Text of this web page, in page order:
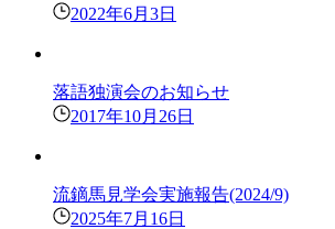
2022年6月3日
落語独演会のお知らせ
2017年10月26日
流鏑馬見学会実施報告(2024/9)
2025年7月16日